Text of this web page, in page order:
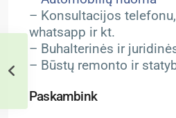
– Konsultacijos
whatsapp ir kt.
– Buhalterinės ir
– Būstų remonto ir
Paskambink